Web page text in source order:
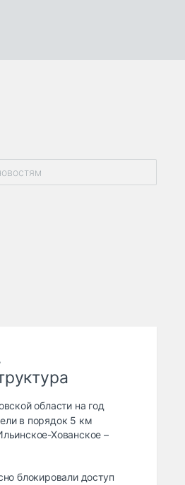
области на год
в порядок 5 км
Хованское –
блокировали доступ